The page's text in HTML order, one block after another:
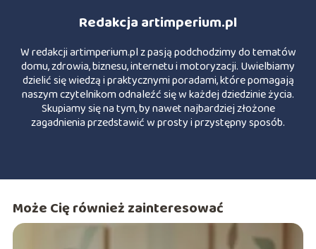
Redakcja artimperium.pl
W redakcji artimperium.pl z pasją podchodzimy do tematów
domu, zdrowia, biznesu, internetu i motoryzacji. Uwielbiamy
dzielić się wiedzą i praktycznymi poradami, które pomagają
naszym czytelnikom odnaleźć się w każdej dziedzinie życia.
Skupiamy się na tym, by nawet najbardziej złożone
zagadnienia przedstawić w prosty i przystępny sposób.
Może Cię również zainteresować